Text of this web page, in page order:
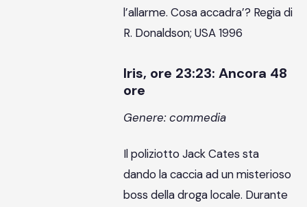
l’allarme. Cosa accadra’? Regia di
R. Donaldson; USA 1996
Iris, ore 23:23: Ancora 48
ore
Genere: commedia
Il poliziotto Jack Cates sta
dando la caccia ad un misterioso
boss della droga locale. Durante